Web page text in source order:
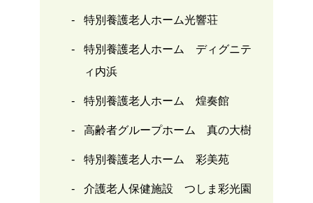
特別養護老人ホーム光響荘
特別養護老人ホーム ディグニテ
ィ内浜
特別養護老人ホーム 煌奏館
高齢者グループホーム 真の大樹
特別養護老人ホーム 彩美苑
介護老人保健施設 つしま彩光園